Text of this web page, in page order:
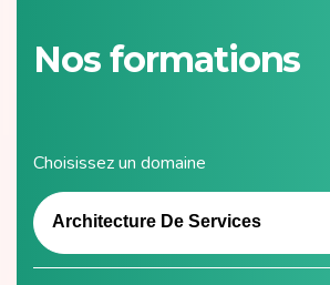
Nos formations
Choisissez un domaine